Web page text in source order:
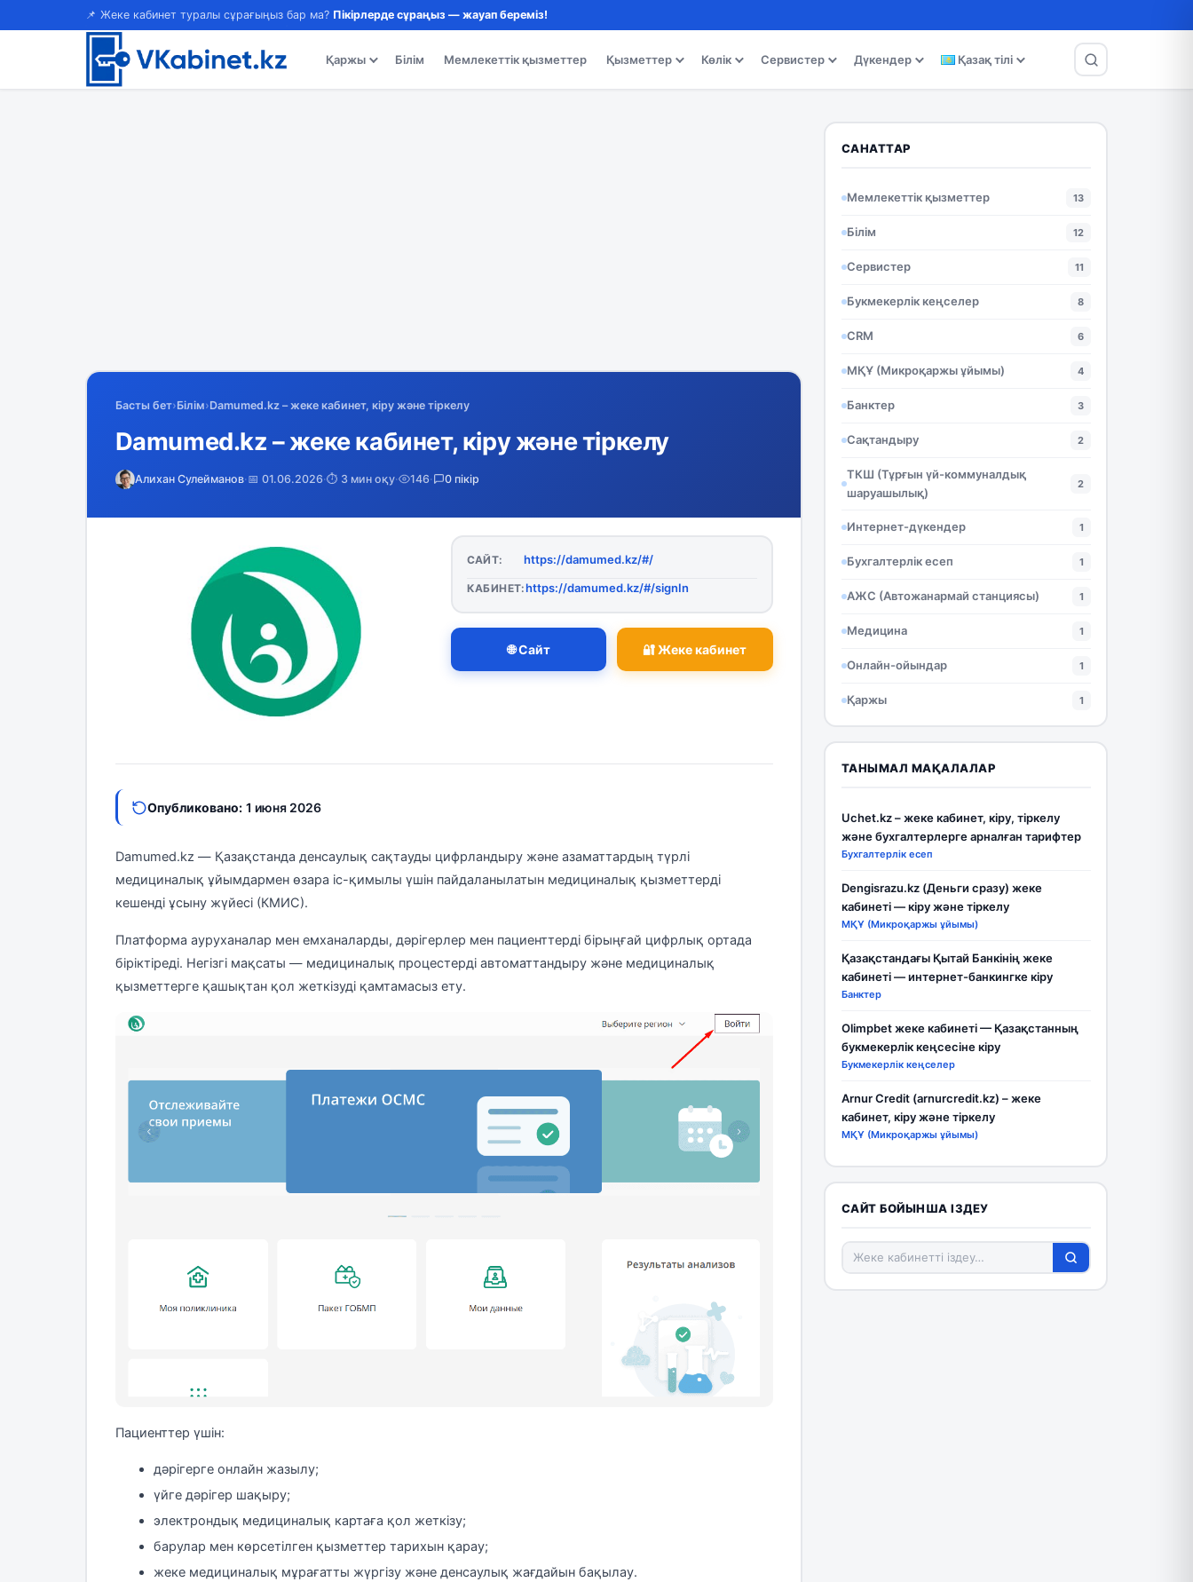
📌 Жеке кабинет туралы сұрағыңыз бар ма? Пікірлерде сұраңыз — жауап береміз!
Қаржы Білім Мемлекеттік қызметтер Қызметтер Көлік Сервистер Дүкендер Қазақ тілі
Басты бет›Білім›Damumed.kz – жеке кабинет, кіру және тіркелу
Damumed.kz – жеке кабинет, кіру және тіркелу
Алихан Сулейманов·📅 01.06.2026·⏱️ 3 мин оқу· 146· 0 пікір
САЙТ: https://damumed.kz/#/
КАБИНЕТ:https://damumed.kz/#/signIn
🌐 Сайт 🔐 Жеке кабинет
Опубликовано: 1 июня 2026
Damumed.kz — Қазақстанда денсаулық сақтауды цифрландыру және азаматтардың түрлі
медициналық ұйымдармен өзара іс-қимылы үшін пайдаланылатын медициналық қызметтерді
кешенді ұсыну жүйесі (КМИС).
Платформа ауруханалар мен емханаларды, дәрігерлер мен пациенттерді бірыңғай цифрлық ортада
біріктіреді. Негізгі мақсаты — медициналық процестерді автоматтандыру және медициналық
қызметтерге қашықтан қол жеткізуді қамтамасыз ету.
Пациенттер үшін:
дәрігерге онлайн жазылу;
үйге дәрігер шақыру;
электрондық медициналық картаға қол жеткізу;
барулар мен көрсетілген қызметтер тарихын қарау;
жеке медициналық мұрағатты жүргізу және денсаулық жағдайын бақылау.
САНАТТАР
Мемлекеттік қызметтер 13
Білім 12
Сервистер 11
Букмекерлік кеңселер 8
CRM 6
МҚҰ (Микроқаржы ұйымы) 4
Банктер 3
Сақтандыру 2
ТКШ (Тұрғын үй-коммуналдық
шаруашылық)
2
Интернет-дүкендер 1
Бухгалтерлік есеп 1
АЖС (Автожанармай станциясы) 1
Медицина 1
Онлайн-ойындар 1
Қаржы 1
ТАНЫМАЛ МАҚАЛАЛАР
Uchet.kz – жеке кабинет, кіру, тіркелу
және бухгалтерлерге арналған тарифтер
Бухгалтерлік есеп
Dengisrazu.kz (Деньги сразу) жеке
кабинеті — кіру және тіркелу
МҚҰ (Микроқаржы ұйымы)
Қазақстандағы Қытай Банкінің жеке
кабинеті — интернет-банкингке кіру
Банктер
Olimpbet жеке кабинеті — Қазақстанның
букмекерлік кеңсесіне кіру
Букмекерлік кеңселер
Arnur Credit (arnurcredit.kz) – жеке
кабинет, кіру және тіркелу
МҚҰ (Микроқаржы ұйымы)
САЙТ БОЙЫНША ІЗДЕУ